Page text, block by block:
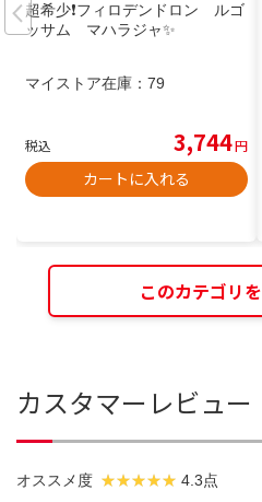
超希少❗️フィロデンドロン ルゴ
ッサム マハラジャ✨
マイストア在庫： 79
税込 3,744円
カートに入れる
このカテゴリ
カスタマーレビュー
オススメ度 4.3点